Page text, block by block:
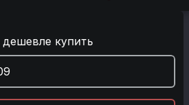
дешевле купить